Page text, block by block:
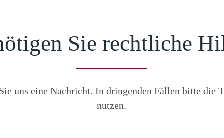
Sie rechtliche
uns eine Nachricht. In dringenden Fällen bitte die
nutzen.